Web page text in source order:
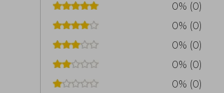
0% (0)
0% (0)
0% (0)
0% (0)
0% (0)